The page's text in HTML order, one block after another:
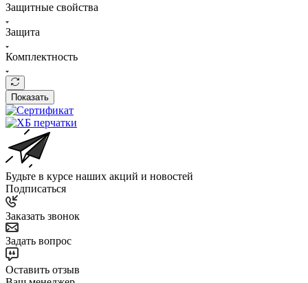
Защитные свойства
Защита
Комплектность
Показать
Будьте в курсе наших акций и новостей
Подписаться
Заказать звонок
Задать вопрос
Оставить отзыв